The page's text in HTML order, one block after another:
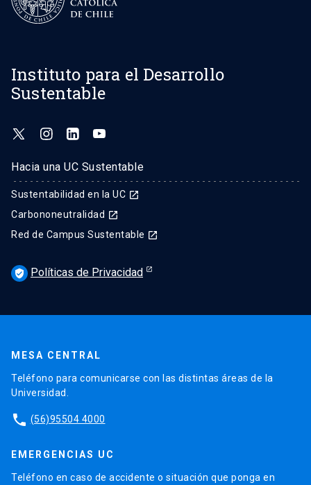
Instituto para el Desarrollo
Sustentable
Hacia una UC Sustentable
Sustentabilidad en la UC launch
Carbononeutralidad launch
Red de Campus Sustentable launch
verified_user Políticas de Privacidad
MESA CENTRAL
Teléfono para comunicarse con las distintas áreas de la
Universidad.
phone (56)95504 4000
EMERGENCIAS UC
Teléfono en caso de accidente o situación que ponga en